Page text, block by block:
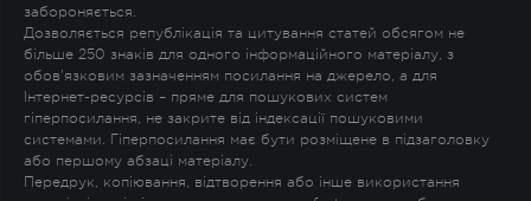
забороняється.
Дозволяється републікація та цитування статей обсягом не
більше 250 знаків для одного інформаційного матеріалу, з
обов'язковим зазначенням посилання на джерело, а для
Інтернет-ресурсів – пряме для пошукових систем
гіперпосилання, не закрите від індексації пошуковими
системами. Гіперпосилання має бути розміщене в підзаголовку
або першому абзаці матеріалу.
Передрук, копіювання, відтворення або інше використання